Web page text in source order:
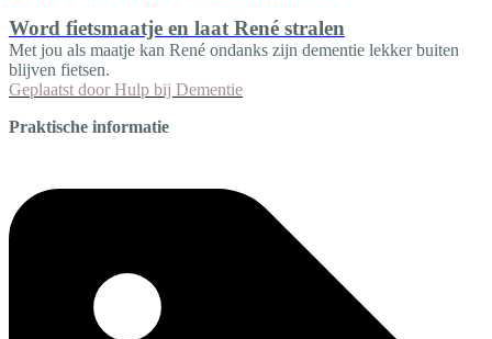
Word fietsmaatje en laat René stralen
Met jou als maatje kan René ondanks zijn dementie lekker buiten
blijven fietsen.
Geplaatst door Hulp bij Dementie
Praktische informatie